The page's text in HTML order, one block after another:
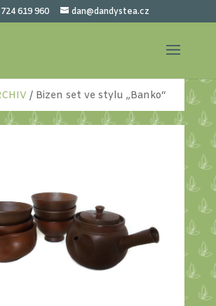
619 960 dan@dandystea.cz
/ Bizen set ve stylu „Banko“